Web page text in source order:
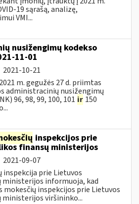
19 sąrašą, analizę,
VMI...
nusižengimų kodekso
11-01
2021-10-21
m. gegužės 27 d. priimtas
administracinių nusižengimų
96, 98, 99, 100, 101 ir 150
inspekcijos prie
finansų ministerijos
2021-09-07
inspekcija prie Lietuvos
ministerijos informuoja, kad
inspekcijos prie Lietuvos
ministerijos viršininko...